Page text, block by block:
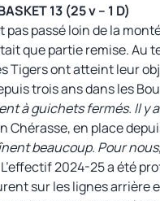
13 (25 v – 1 D)
pas passé loin de la
que partie remise. Au
Tigers ont atteint leur
trois ans dans les
à guichets fermés. Il y
Chérasse, en place
beaucoup. Pour
2024-25 a été
sur les lignes arrière